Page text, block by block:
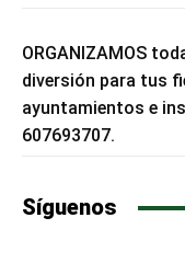
ORGANIZAMOS
diversión para tus
ayuntamientos e
607693707.
Síguenos